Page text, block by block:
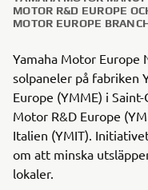
MOTOR R&D EUROPE
MOTOR EUROPE
Yamaha Motor Europe
solpaneler på fabriken
Europe (YMME) i
Motor R&D Europe
Italien (YMIT).
om att minska
lokaler.